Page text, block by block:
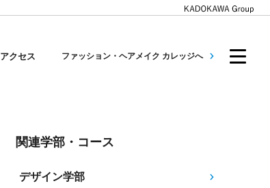
アクセス ファッション・ヘアメイク カレッジへ
関連学部・コース
デザイン学部